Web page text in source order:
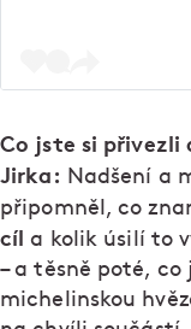
Co jste si přivezli
Jirka: Nadšení a
připomněl, co
cíl a kolik úsilí to
– a těsně poté, co
michelinskou